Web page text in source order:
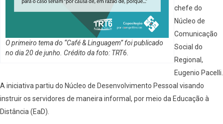
O primeiro tema do “Café & Linguagem” foi publicado
no dia 20 de junho. Crédito da foto: TRT6.
chefe do
Núcleo de
Comunicação
Social do
Regional,
Eugenio Pacelli.
A iniciativa partiu do Núcleo de Desenvolvimento Pessoal visando
instruir os servidores de maneira informal, por meio da Educação à
Distância (EaD).